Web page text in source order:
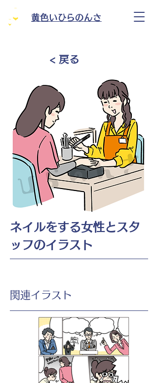
黄色いひらのんさ
< 戻る
ネイルをする女性とスタ
ッフのイラスト
​関連イラスト